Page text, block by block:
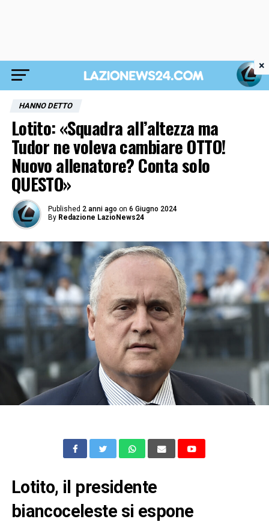
HANNO DETTO
Lotito: «Squadra all’altezza ma
Tudor ne voleva cambiare OTTO!
Nuovo allenatore? Conta solo
QUESTO»
Published 2 anni ago on 6 Giugno 2024
By Redazione LazioNews24
Lotito, il presidente
biancoceleste si espone
×